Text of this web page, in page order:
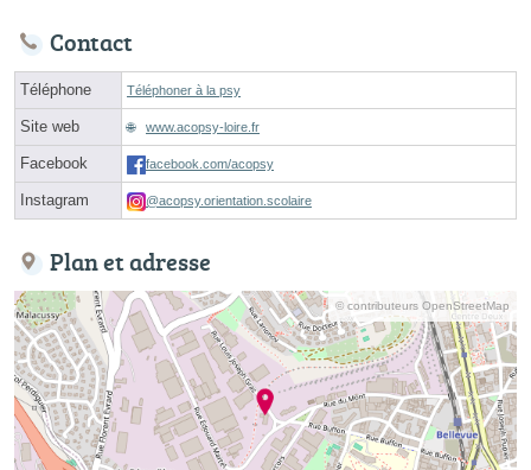
Contact
Téléphone Téléphoner à la psy
Site web www.acopsy-loire.fr
Facebook facebook.com/acopsy
Instagram @acopsy.orientation.scolaire
Plan et adresse
© contributeurs OpenStreetMap